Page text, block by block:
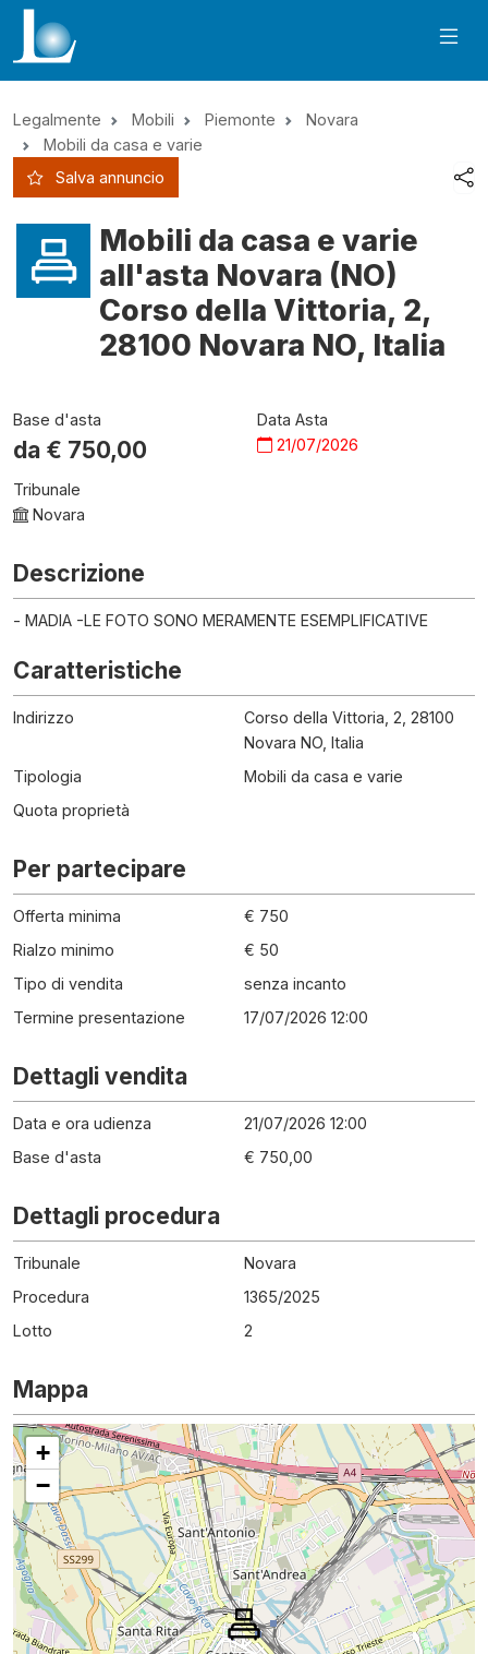
Legalmente Mobili Piemonte
Novara
Mobili da casa e varie
Salva annuncio
Mobili da casa e varie
all'asta Novara (NO)
Corso della Vittoria, 2,
28100 Novara NO, Italia
Base d'asta
da € 750,00
Data Asta
21/07/2026
Tribunale
Novara
Descrizione
- MADIA -LE FOTO SONO MERAMENTE ESEMPLIFICATIVE
Caratteristiche
Indirizzo
Corso della Vittoria, 2, 28100
Novara NO, Italia
Tipologia
Mobili da casa e varie
Quota proprietà
Per partecipare
Offerta minima
€ 750
Rialzo minimo
€ 50
Tipo di vendita
senza incanto
Termine presentazione
17/07/2026 12:00
Dettagli vendita
Data e ora udienza
21/07/2026 12:00
Base d'asta
€ 750,00
Dettagli procedura
Tribunale
Novara
Procedura
1365/2025
Lotto
2
Mappa
+
−